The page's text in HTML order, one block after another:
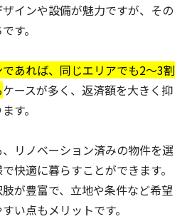
インや設備が魅力ですが、その
す。
あれば、同じエリアでも2～3割
ケースが多く、返済額を大きく抑
す。
リノベーション済みの物件を選
快適に暮らすことができます。
が豊富で、立地や条件など希望
い点もメリットです。